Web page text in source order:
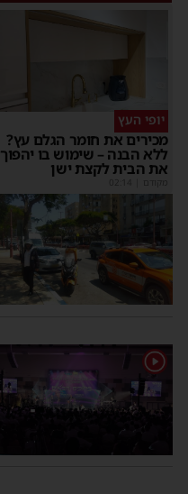
יופי העץ
מכירים את חומר הגלם עץ?
ללא הבנה – שימוש בו יהפוך
את הבית לקצת ישן
מקודם
1